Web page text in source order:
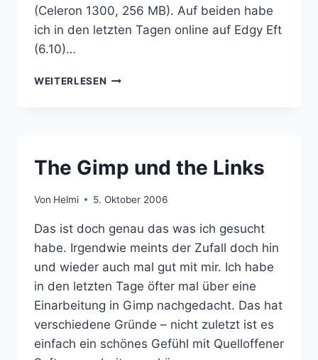
(Celeron 1300, 256 MB). Auf beiden habe
ich in den letzten Tagen online auf Edgy Eft
(6.10)…
WEITERLESEN UPDATE:
The Gimp und the Links
Von Helmi 5. Oktober 2006
Das ist doch genau das was ich gesucht
habe. Irgendwie meints der Zufall doch hin
und wieder auch mal gut mit mir. Ich habe
in den letzten Tage öfter mal über eine
Einarbeitung in Gimp nachgedacht. Das hat
verschiedene Gründe – nicht zuletzt ist es
einfach ein schönes Gefühl mit Quelloffener